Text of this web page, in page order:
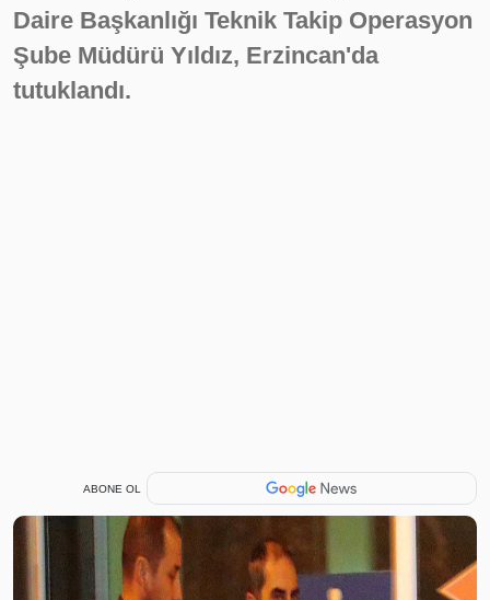
Daire Başkanlığı Teknik Takip Operasyon
Şube Müdürü Yıldız, Erzincan'da
tutuklandı.
ABONE OL